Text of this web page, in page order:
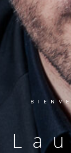
L a